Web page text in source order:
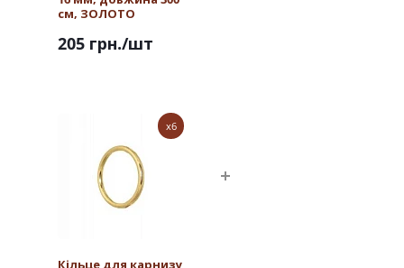
см, ЗОЛОТО
205 грн./шт
x6
Кільце для карнизу